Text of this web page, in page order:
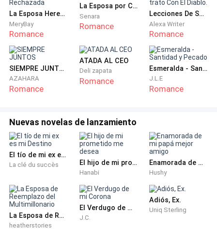
La Esposa Heredera Rechazada
MeryBay
Romance
La Esposa por Contrato
Senara
Romance
Lecciones De Seducción. Un trato Con El Diablo.
Alexa Writer
Romance
SIEMPRE JUNTOS
AZAHARA
Romance
ATADA AL CEO
Deli zapata
Romance
Esmeralda - Santidad y Pecado
J.L.E
Romance
Nuevas novelas de lanzamiento
El tío de mi ex es mi Destino
La clé du succès El hijo de mi prometido me desea
Hanabi
Enamorada de mi papá mejor amigo
Hushy
La Esposa de Reemplazo del Multimillonario
heatherstories
El Verdugo de mi Corona
J.C.
Adiós, Ex.
Uniq Sterling